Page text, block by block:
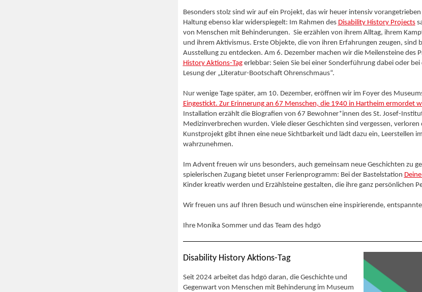
Besonders stolz sind wir auf ein Projekt, das wir heuer intensiv
Haltung ebenso klar widerspiegelt: Im Rahmen des Disability History Projects
von Menschen mit Behinderungen. Sie erzählen von ihrem Alltag, ihrem
und ihrem Aktivismus. Erste Objekte, die von ihren Erfahrungen zeugen, sind
Ausstellung zu entdecken. Am 6. Dezember machen wir die Meilensteine des
History Aktions-Tagerlebbar: Seien Sie bei einer Sonderführung dabei oder bei
Lesung der „Literatur-Bootschaft Ohrenschmaus“.
Nur wenige Tage später, am 10. Dezember, eröffnen wir im Foyer des
Eingestickt. Zur Erinnerung an 67 Menschen, die 1940 in Hartheim ermordet
Installation erzählt die Biografien von 67 Bewohner*innen des St. Josef-
Medizinverbrechen wurden. Viele dieser Geschichten sind vergessen, verloren
Kunstprojekt gibt ihnen eine neue Sichtbarkeit und lädt dazu ein, Leerstellen
wahrzunehmen.
Im Advent freuen wir uns besonders, auch gemeinsam neue Geschichten zu
spielerischen Zugang bietet unser Ferienprogramm: Bei der Bastelstation
Kinder kreativ werden und Erzählsteine gestalten, die ihre ganz persönlichen
Wir freuen uns auf Ihren Besuch und wünschen eine inspirierende,
Ihre Monika Sommer und das Team des hdgö
Disability History Aktions-Tag
Seit 2024 arbeitet das hdgö daran, die Geschichte und
Gegenwart von Menschen mit Behinderung im Museum